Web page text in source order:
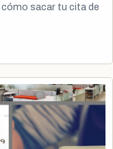
sacar tu cita de